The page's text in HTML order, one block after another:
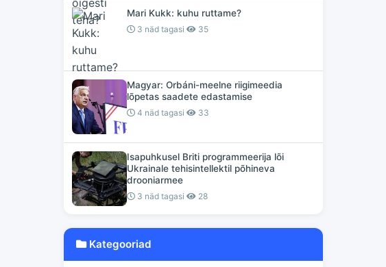
Mari Kukk: kuhu ruttame?
3 näd tagasi 35
Magyar: Orbáni-meelne riigimeedia
lõpetas saadete edastamise
4 näd tagasi 33
Isapuhkusel Briti programmeerija lõi
Ukrainale tehisintellektil põhineva
drooniarmee
3 näd tagasi 28
Kategooriad